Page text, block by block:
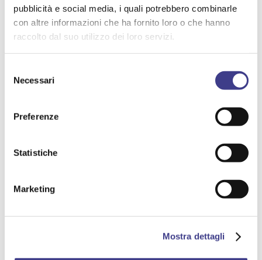
pubblicità e social media, i quali potrebbero combinarle
con altre informazioni che ha fornito loro o che hanno
raccolto dal suo utilizzo dei loro servizi.
delNecessari
Preferenze
Statistiche
Marketing
Mostra dettagli
CULTURALE
BENESSERE PSICOFISICO
FIGURE D.LGS 81/08
ASPETTI METODOLOGICI (VALUTAZIONE DEL RISCHIO,
ECC.)
GESTIONE DEI CAMBIAMENTI E DELL'INNOVAZIONE
BIOLOGICO